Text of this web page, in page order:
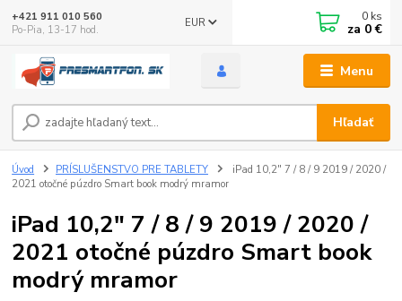
Menu
EUR
Hľadať
+421 911 010 560
Po-Pia, 13-17 hod.
0 ks
za 0 €
Úvod PRÍSLUŠENSTVO PRE TABLETY
iPad 10,2" 7 / 8 / 9 2019 / 2020 /
2021 otočné púzdro Smart book modrý mramor
iPad 10,2" 7 / 8 / 9 2019 / 2020 /
2021 otočné púzdro Smart book
modrý mramor